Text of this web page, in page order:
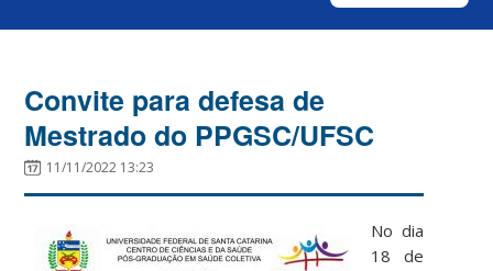
Convite para defesa de
Mestrado do PPGSC/UFSC
11/11/2022 13:23
No dia
18 de